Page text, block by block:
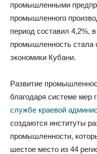
промышленными
промышленного
период составил 4,2%,
промышленность стала
экономики Кубани.
Развитие
благодаря системе мер
службе краевой
создаются институты
промышленности,
шестое место из 44